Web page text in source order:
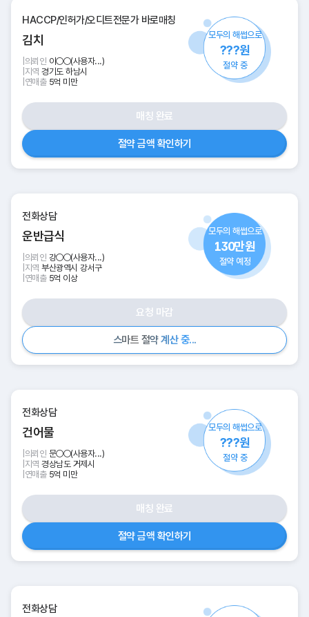
HACCP/인허가/오디트전문가 바로매칭
김치
의뢰인 이○○(사용자...)
지역 경기도 하남시
연매출 5억 미만
모두의 해썹으로
???원
절약 중
매칭 완료
절약 금액 확인하기
전화상담
운반급식
의뢰인 강○○(사용자...)
지역 부산광역시 강서구
연매출 5억 이상
모두의 해썹으로
130만원
절약 예정
요청 마감
스마트 절약계 산 중...
전화상담
건어물
의뢰인 문○○(사용자...)
지역 경상남도 거제시
연매출 5억 미만
모두의 해썹으로
???원
절약 중
매칭 완료
절약 금액 확인하기
전화상담